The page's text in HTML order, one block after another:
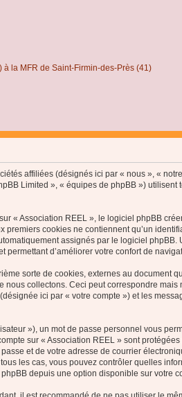
la MFR de Saint-Firmin-des-Près (41)
affiliées (désignés ici par « nous », «
Limited », « équipes de phpBB »)
« Association REEL », le logiciel phpBB
cookies ne contiennent qu’un
assignés par le logiciel
d’améliorer votre confort de
sorte de cookies, externes au document
collectons. Ceci peut correspondre mais
ici par « votre compte ») et les
»), un mot de passe personnel vous
sur « Association REEL » sont
et de votre adresse de courrier
les cas, vous pouvez contrôler quelles
depuis une option disponible sur votre